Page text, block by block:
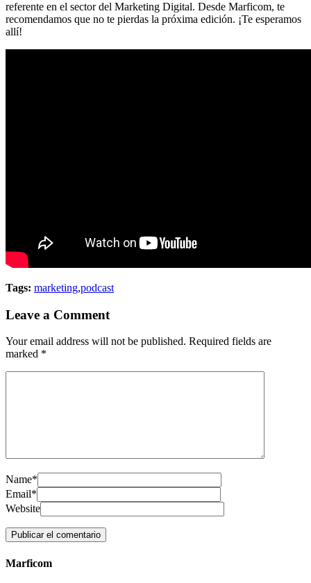
referente en el sector del Marketing Digital. Desde Marficom, te
recomendamos que no te pierdas la próxima edición. ¡Te esperamos
allí!
Tags: marketing,podcast
Leave a Comment
Your email address will not be published. Required fields are
marked *
Name*
Email*
Website
Marficom